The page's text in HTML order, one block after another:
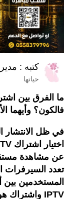
كتبه :
حياتها
ما الفرق بين
فالكون؟ وأيهما
في ظل الانتشار
اختيار
اشتراك
عن مشاهدة
تعدد السيرفرات
المستخدمين بين
IPTV واشتراك